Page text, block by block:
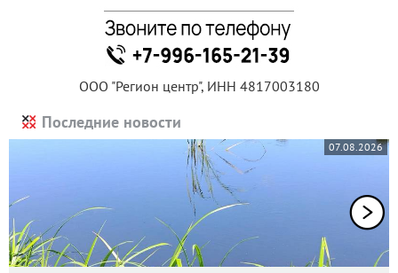
ООО "Регион центр", ИНН 4817003180
Последние новости
07.08.2026